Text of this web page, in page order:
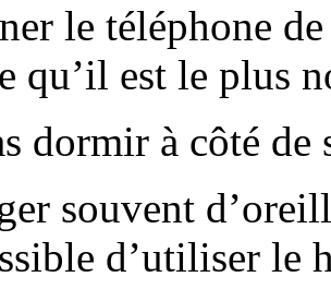
le téléphone de
qu’il est le plus
dormir à côté de
souvent
d’utiliser le